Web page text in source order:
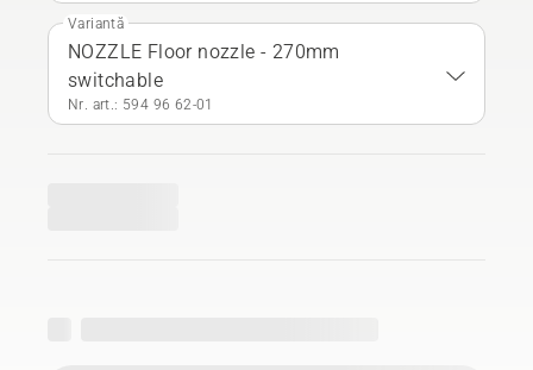
Variantă
NOZZLE Floor nozzle - 270mm
switchable
Nr. art.: 594 96 62‑01